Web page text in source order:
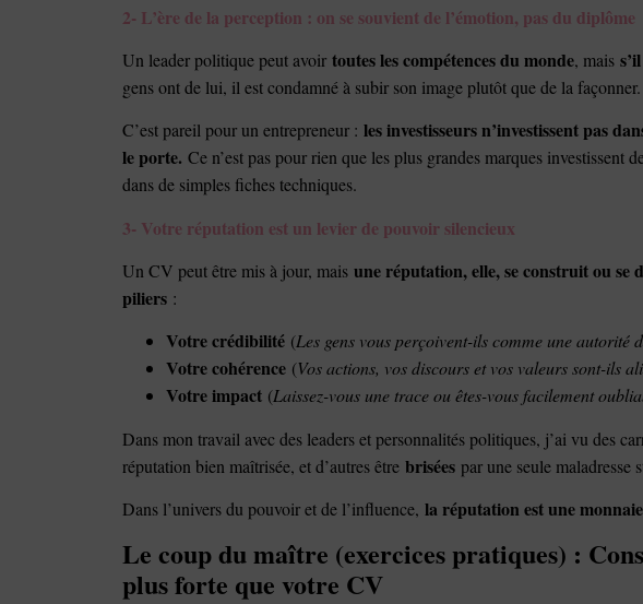
2- L’ère de la perception : on se souvient de l’émotion, pas du diplôme
Un leader politique peut avoir toutes les compétences du monde, mais
gens ont de lui, il est condamné à subir son image plutôt que de la façonner.
C’est pareil pour un entrepreneur : les investisseurs n’investissent pas
le porte. Ce n’est pas pour rien que les plus grandes marques investissent
dans de simples fiches techniques.
3- Votre réputation est un levier de pouvoir silencieux
Un CV peut être mis à jour, mais une réputation, elle, se construit ou
piliers :
Votre crédibilité (Les gens vous perçoivent-ils comme une autorité
Votre cohérence (Vos actions, vos discours et vos valeurs sont-ils
Votre impact (Laissez-vous une trace ou êtes-vous facilement
Dans mon travail avec des leaders et personnalités politiques, j’ai vu des
réputation bien maîtrisée, et d’autres être brisées par une seule maladresse
Dans l’univers du pouvoir et de l’influence, la réputation est une
Le coup du maître (exercices pratiques) :
plus forte que votre CV